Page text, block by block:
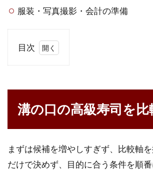
服装・写真撮影・会計の準備
目次
の
高
司
比
溝の口の高級寿司を比
まずは候補を増やしすぎず、比較軸
だけで決めず、目的に合う条件を順